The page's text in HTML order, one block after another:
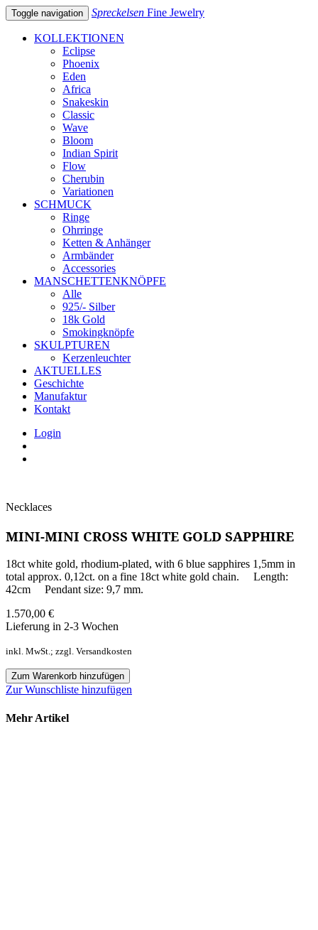
Toggle navigation Spreckelsen Fine Jewelry
KOLLEKTIONEN
Eclipse
Phoenix
Eden
Africa
Snakeskin
Classic
Wave
Bloom
Indian Spirit
Flow
Cherubin
Variationen
SCHMUCK
Ringe
Ohrringe
Ketten & Anhänger
Armbänder
Accessories
MANSCHETTENKNÖPFE
Alle
925/- Silber
18k Gold
Smokingknöpfe
SKULPTUREN
Kerzenleuchter
AKTUELLES
Geschichte
Manufaktur
Kontakt
Login
Necklaces
MINI-MINI CROSS WHITE GOLD SAPPHIRE
18ct white gold, rhodium-plated, with 6 blue sapphires 1,5mm in
total approx. 0,12ct. on a fine 18ct white gold chain. Length:
42cm Pendant size: 9,7 mm.
1.570,00 €
Lieferung in 2-3 Wochen
inkl. MwSt.; zzgl. Versandkosten
Zum Warenkorb hinzufügen
Zur Wunschliste hinzufügen
Mehr Artikel